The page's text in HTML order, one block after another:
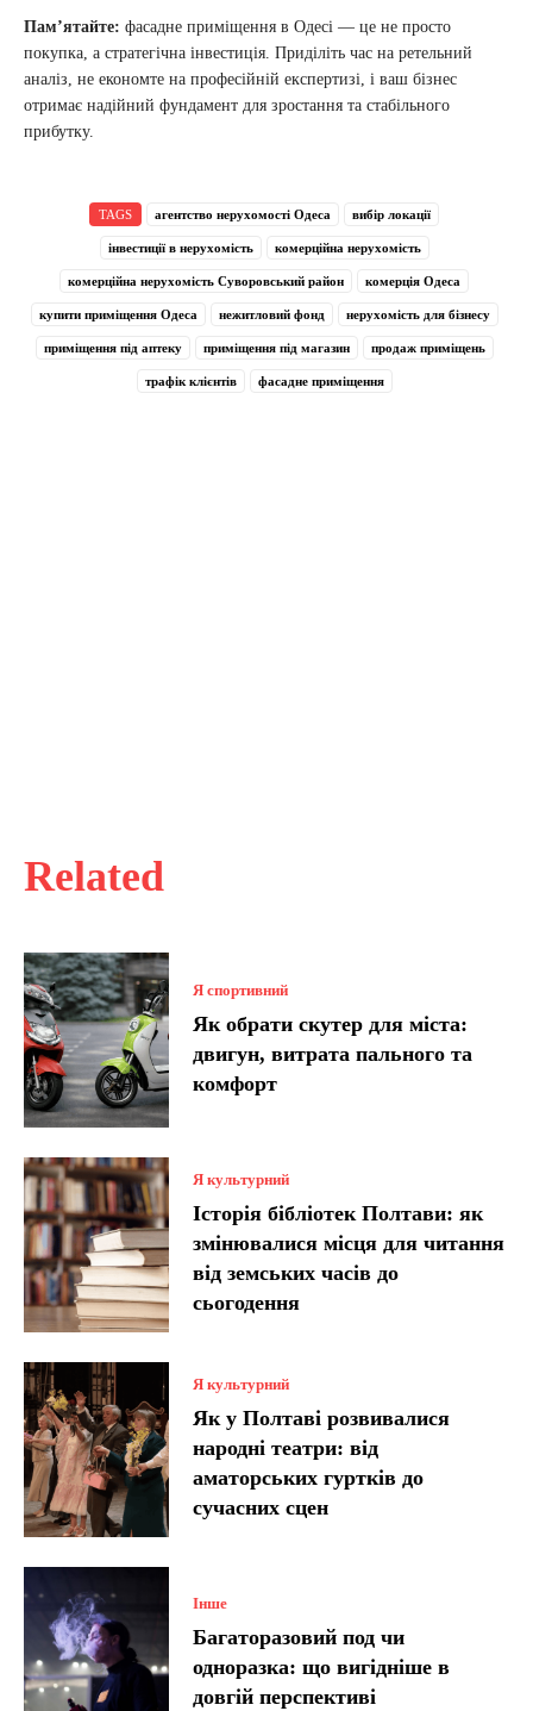
Related
Я спортивний
Як обрати скутер для міста:
двигун, витрата пального та
комфорт
Я культурний
Історія бібліотек Полтави: як
змінювалися місця для читання
від земських часів до
сьогодення
Я культурний
Як у Полтаві розвивалися
народні театри: від
аматорських гуртків до
сучасних сцен
Інше
Багаторазовий под чи
одноразка: що вигідніше в
довгій перспективі
Пам’ятайте: фасадне приміщення в Одесі — це не просто
покупка, а стратегічна інвестиція. Приділіть час на ретельний
аналіз, не економте на професійній експертизі, і ваш бізнес
отримає надійний фундамент для зростання та стабільного
прибутку.
TAGS агентство нерухомості Одеса вибір локації
інвестиції в нерухомість комерційна нерухомість
комерційна нерухомість Суворовський район комерція Одеса
купити приміщення Одеса нежитловий фонд нерухомість для бізнесу
приміщення під аптеку приміщення під магазин продаж приміщень
трафік клієнтів фасадне приміщення